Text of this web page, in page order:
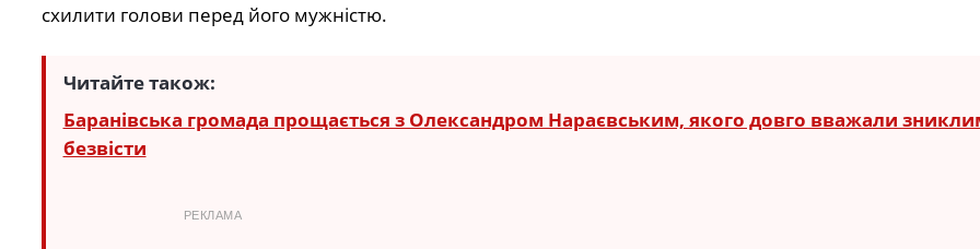
схилити голови перед його мужністю.
Читайте також:
Баранівська громада прощається з Олександром Нараєвським, якого довго вважали
безвісти
РЕКЛАМА